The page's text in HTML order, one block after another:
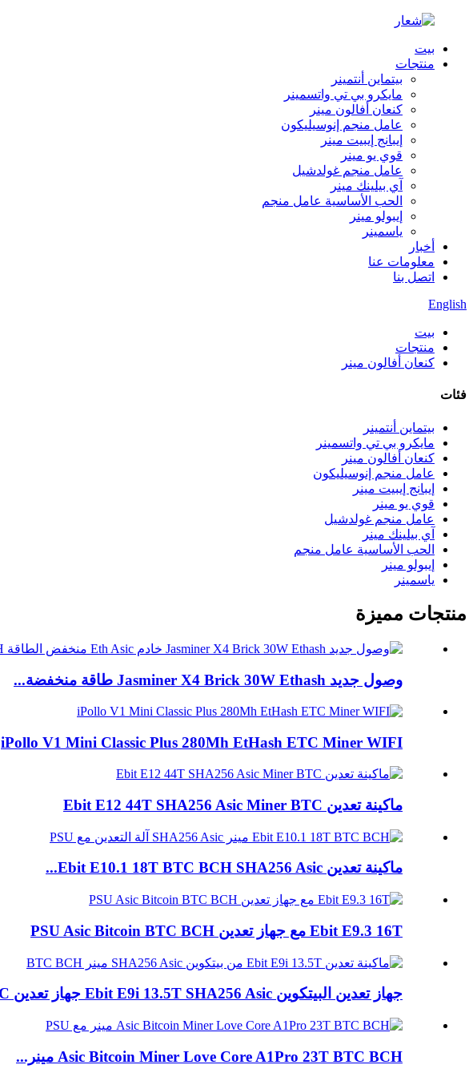
بيت
منتجات
بيتماين أنتمينر
مايكرو بي تي واتسمينر
كنعان أفالون مينر
عامل منجم إنوسيليكون
إيبانج إيبيت مينر
قوي يو مينر
عامل منجم غولدشيل
آي بيلينك مينر
الحب الأساسية عامل منجم
إيبولو مينر
ياسمينر
أخبار
معلومات عنا
اتصل بنا
English
بيت
منتجات
كنعان أفالون مينر
فئات
بيتماين أنتمينر
مايكرو بي تي واتسمينر
كنعان أفالون مينر
عامل منجم إنوسيليكون
إيبانج إيبيت مينر
قوي يو مينر
عامل منجم غولدشيل
آي بيلينك مينر
الحب الأساسية عامل منجم
إيبولو مينر
ياسمينر
منتجات مميزة
وصول جديد Jasminer X4 Brick 30W Ethash طاقة منخفضة...
iPollo V1 Mini Classic Plus 280Mh EtHash ETC Miner WIFI
ماكينة تعدين Ebit E12 44T SHA256 Asic Miner BTC
ماكينة تعدين Ebit E10.1 18T BTC BCH SHA256 Asic...
Ebit E9.3 16T مع جهاز تعدين PSU Asic Bitcoin BTC BCH
جهاز تعدين البيتكوين Ebit E9i 13.5T SHA256 Asic جهاز تعدين BTC ...
Asic Bitcoin Miner Love Core A1Pro 23T BTC BCH مينر...